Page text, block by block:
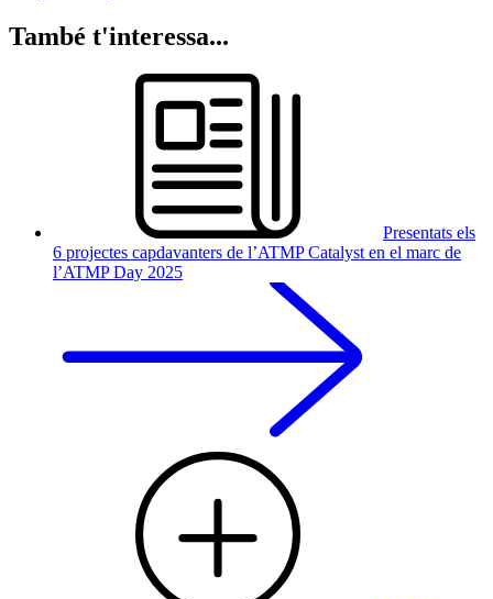
També t'interessa...
Presentats els
6 projectes capdavanters de l’ATMP Catalyst en el marc de
l’ATMP Day 2025